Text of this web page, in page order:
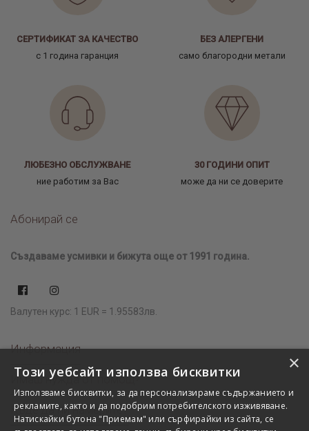
СЕРТИФИКАТ ЗА КАЧЕСТВО
с 1 година гаранция
БЕЗ АЛЕРГЕНИ
само благородни метали
ЛЮБЕЗНО ОБСЛУЖВАНЕ
ние работим за Вас
30 ГОДИНИ ОПИТ
може да ни се доверите
Абонирай се
Създаваме усмивки и бижута още от 1991 година.
Валутен курс: 1 EUR = 1.95583лв.
Информация
Имаш нужда от помощ?
Къде да ни намерите?
×
Този уебсайт използва бисквитки
Използваме бисквитки, за да персонализираме съдържанието и
рекламите, както и да подобрим потребителското изживяване.
Натискайки бутона "Приемам" или сърфирайки из сайта, се